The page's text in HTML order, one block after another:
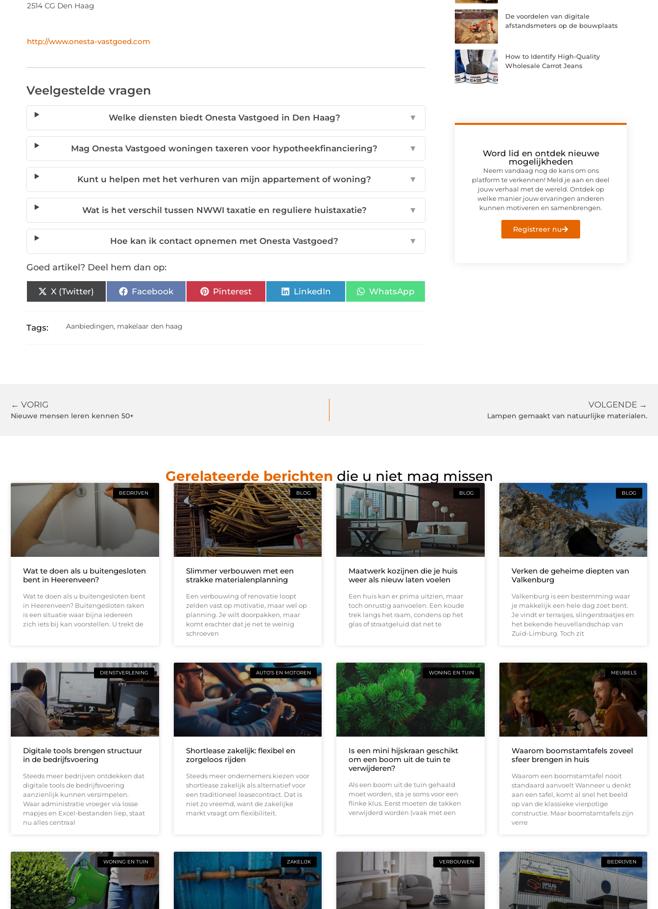
2514 CG Den Haag
http://www.onesta-vastgoed.com
Veelgestelde vragen
Welke diensten biedt Onesta Vastgoed in Den Haag? ▼
Mag Onesta Vastgoed woningen taxeren voor hypotheekfinanciering? ▼
Kunt u helpen met het verhuren van mijn appartement of woning? ▼
Wat is het verschil tussen NWWI taxatie en reguliere huistaxatie? ▼
Hoe kan ik contact opnemen met Onesta Vastgoed? ▼
Goed artikel? Deel hem dan op:
X (Twitter) Facebook Pinterest LinkedIn WhatsApp
Tags: Aanbiedingen, makelaar den haag
De voordelen van digitale
afstandsmeters op de bouwplaats
How to Identify High-Quality
Wholesale Carrot Jeans
Word lid en ontdek nieuwe
mogelijkheden
Neem vandaag nog de kans om ons
platform te verkennen! Meld je aan en deel
jouw verhaal met de wereld. Ontdek op
welke manier jouw ervaringen anderen
kunnen motiveren en samenbrengen.
Registreer nu
← VORIG
Nieuwe mensen leren kennen 50+
VOLGENDE →
Lampen gemaakt van natuurlijke materialen.
Gerelateerde berichten die u niet mag missen
BEDRIJVEN
Wat te doen als u buitengesloten
bent in Heerenveen?
Wat te doen als u buitengesloten bent
in Heerenveen? Buitengesloten raken
is een situatie waar bijna iedereen
zich iets bij kan voorstellen. U trekt de
BLOG
Slimmer verbouwen met een
strakke materialenplanning
Een verbouwing of renovatie loopt
zelden vast op motivatie, maar wel op
planning. Je wilt doorpakken, maar
komt erachter dat je net te weinig
schroeven
BLOG
Maatwerk kozijnen die je huis
weer als nieuw laten voelen
Een huis kan er prima uitzien, maar
toch onrustig aanvoelen. Een koude
trek langs het raam, condens op het
glas of straatgeluid dat net te
BLOG
Verken de geheime diepten van
Valkenburg
Valkenburg is een bestemming waar
je makkelijk een hele dag zoet bent.
Je vindt er terrasjes, slingerstraatjes en
het bekende heuvellandschap van
Zuid-Limburg. Toch zit
DIENSTVERLENING
Digitale tools brengen structuur
in de bedrijfsvoering
Steeds meer bedrijven ontdekken dat
digitale tools de bedrijfsvoering
aanzienlijk kunnen versimpelen.
Waar administratie vroeger via losse
mapjes en Excel-bestanden liep, staat
nu alles centraal
AUTO’S EN MOTOREN
Shortlease zakelijk: flexibel en
zorgeloos rijden
Steeds meer ondernemers kiezen voor
shortlease zakelijk als alternatief voor
een traditioneel leasecontract. Dat is
niet zo vreemd, want de zakelijke
markt vraagt om flexibiliteit.
WONING EN TUIN
Is een mini hijskraan geschikt
om een boom uit de tuin te
verwijderen?
Als een boom uit de tuin gehaald
moet worden, sta je soms voor een
flinke klus. Eerst moeten de takken
verwijderd worden (vaak met een
MEUBELS
Waarom boomstamtafels zoveel
sfeer brengen in huis
Waarom een boomstamtafel nooit
standaard aanvoelt Wanneer u denkt
aan een tafel, komt al snel het beeld
op van de klassieke vierpotige
constructie. Maar boomstamtafels zijn
verre
WONING EN TUIN ZAKELIJK VERBOUWEN BEDRIJVEN